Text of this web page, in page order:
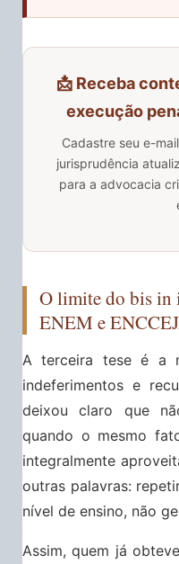
📩 Receba
execução
Cadastre seu e-
jurisprudência
para a advocacia
O limite do bis in
ENEM e
A terceira tese é a
indeferimentos e
deixou claro que
quando o mesmo
integralmente
outras palavras:
nível de ensino, não
Assim, quem já